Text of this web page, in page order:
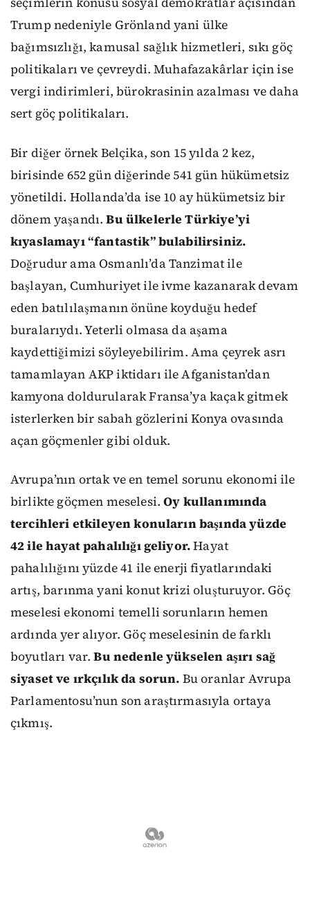
Trump nedeniyle Grönland yani ülke
bağımsızlığı, kamusal sağlık hizmetleri, sıkı göç
politikaları ve çevreydi. Muhafazakârlar için ise
vergi indirimleri, bürokrasinin azalması ve daha
sert göç politikaları.
Bir diğer örnek Belçika, son 15 yılda 2 kez,
birisinde 652 gün diğerinde 541 gün hükümetsiz
yönetildi. Hollanda’da ise 10 ay hükümetsiz bir
dönem yaşandı.Bu ülkelerle Türkiye’yi
kıyaslamayı “fantastik” bulabilirsiniz.
Doğrudur ama Osmanlı’da Tanzimat ile
başlayan, Cumhuriyet ile ivme kazanarak devam
eden batılılaşmanın önüne koyduğu hedef
buralarıydı. Yeterli olmasa da aşama
kaydettiğimizi söyleyebilirim. Ama çeyrek asrı
tamamlayan AKP iktidarı ile Afganistan’dan
kamyona doldurularak Fransa’ya kaçak gitmek
isterlerken bir sabah gözlerini Konya ovasında
açan göçmenler gibi olduk.
Avrupa’nın ortak ve en temel sorunu ekonomi ile
birlikte göçmen meselesi.Oy kullanımında
tercihleri etkileyen konuların başında yüzde
42 ile hayat pahalılığı geliyor.Hayat
pahalılığını yüzde 41 ile enerji fiyatlarındaki
artış, barınma yani konut krizi oluşturuyor. Göç
meselesi ekonomi temelli sorunların hemen
ardında yer alıyor. Göç meselesinin de farklı
boyutları var.Bu nedenle yükselen aşırı sağ
siyaset ve ırkçılık da sorun. Bu oranlar Avrupa
Parlamentosu’nun son araştırmasıyla ortaya
çıkmış.